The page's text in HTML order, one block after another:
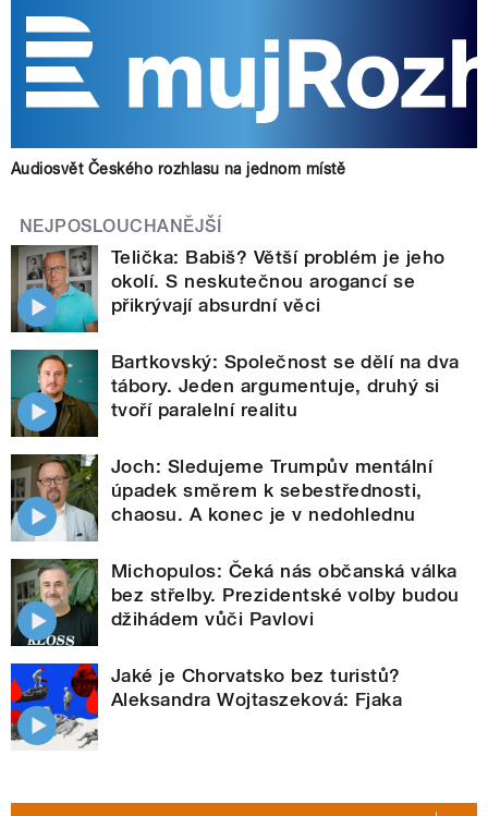
Audiosvět Českého rozhlasu na jednom místě
NEJPOSLOUCHANĚJŠÍ
Telička: Babiš? Větší problém je jeho
okolí. S neskutečnou arogancí se
přikrývají absurdní věci
Bartkovský: Společnost se dělí na dva
tábory. Jeden argumentuje, druhý si
tvoří paralelní realitu
Joch: Sledujeme Trumpův mentální
úpadek směrem k sebestřednosti,
chaosu. A konec je v nedohlednu
Michopulos: Čeká nás občanská válka
bez střelby. Prezidentské volby budou
džihádem vůči Pavlovi
Jaké je Chorvatsko bez turistů?
Aleksandra Wojtaszeková: Fjaka